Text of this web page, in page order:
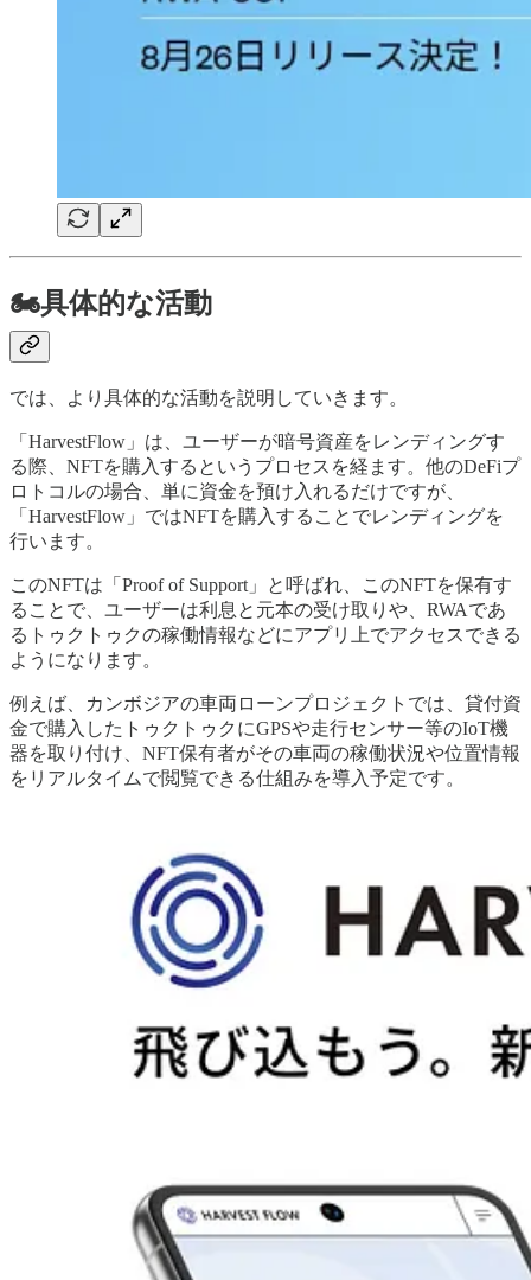
🏍️具体的な活動
では、より具体的な活動を説明していきます。
「HarvestFlow」は、ユーザーが暗号資産をレンディングす
る際、NFTを購入するというプロセスを経ます。他のDeFiプ
ロトコルの場合、単に資金を預け入れるだけですが、
「HarvestFlow」ではNFTを購入することでレンディングを
行います。
このNFTは「Proof of Support」と呼ばれ、このNFTを保有す
ることで、ユーザーは利息と元本の受け取りや、RWAであ
るトゥクトゥクの稼働情報などにアプリ上でアクセスできる
ようになります。
例えば、カンボジアの車両ローンプロジェクトでは、貸付資
金で購入したトゥクトゥクにGPSや走行センサー等のIoT機
器を取り付け、NFT保有者がその車両の稼働状況や位置情報
をリアルタイムで閲覧できる仕組みを導入予定です。